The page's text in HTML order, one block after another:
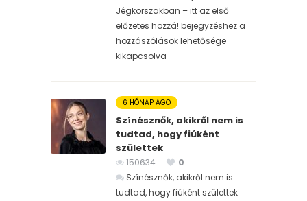
Jégkorszakban – itt az első
előzetes hozzá! bejegyzéshez a
hozzászólások lehetősége
kikapcsolva
6 HÓNAP AGO
Színésznők, akikről nem is
tudtad, hogy fiúként
születtek
150634
0
Színésznők, akikről nem is
tudtad, hogy fiúként születtek